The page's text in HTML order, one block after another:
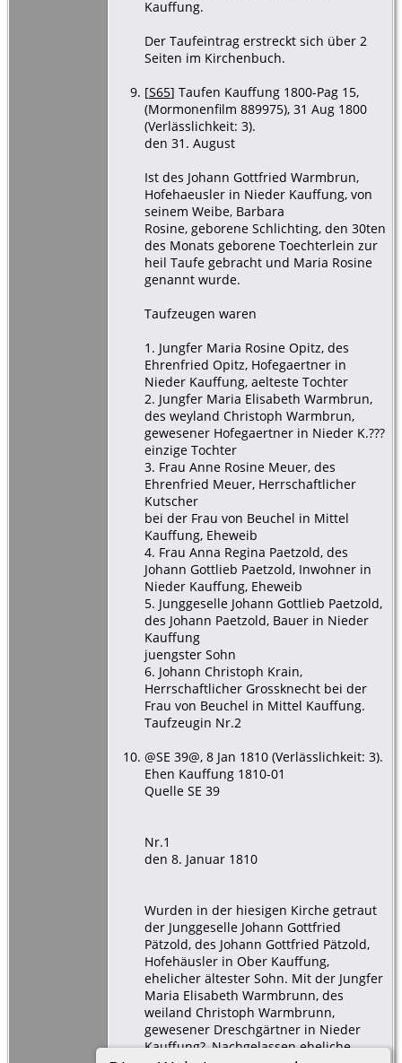
Kauffung.
Der Taufeintrag erstreckt sich über 2
Seiten im Kirchenbuch.
[S65] Taufen Kauffung 1800-Pag 15,
(Mormonenfilm 889975), 31 Aug 1800
(Verlässlichkeit: 3).
den 31. August
Ist des Johann Gottfried Warmbrun,
Hofehaeusler in Nieder Kauffung, von
seinem Weibe, Barbara
Rosine, geborene Schlichting, den 30ten
des Monats geborene Toechterlein zur
heil Taufe gebracht und Maria Rosine
genannt wurde.
Taufzeugen waren
1. Jungfer Maria Rosine Opitz, des
Ehrenfried Opitz, Hofegaertner in
Nieder Kauffung, aelteste Tochter
2. Jungfer Maria Elisabeth Warmbrun,
des weyland Christoph Warmbrun,
gewesener Hofegaertner in Nieder K.???
einzige Tochter
3. Frau Anne Rosine Meuer, des
Ehrenfried Meuer, Herrschaftlicher
Kutscher
bei der Frau von Beuchel in Mittel
Kauffung, Eheweib
4. Frau Anna Regina Paetzold, des
Johann Gottlieb Paetzold, Inwohner in
Nieder Kauffung, Eheweib
5. Junggeselle Johann Gottlieb Paetzold,
des Johann Paetzold, Bauer in Nieder
Kauffung
juengster Sohn
6. Johann Christoph Krain,
Herrschaftlicher Grossknecht bei der
Frau von Beuchel in Mittel Kauffung.
Taufzeugin Nr.2
@SE 39@, 8 Jan 1810 (Verlässlichkeit: 3).
Ehen Kauffung 1810-01
Quelle SE 39
Nr.1
den 8. Januar 1810
Wurden in der hiesigen Kirche getraut
der Junggeselle Johann Gottfried
Pätzold, des Johann Gottfried Pätzold,
Hofehäusler in Ober Kauffung,
ehelicher ältester Sohn. Mit der Jungfer
Maria Elisabeth Warmbrunn, des
weiland Christoph Warmbrunn,
gewesener Dreschgärtner in Nieder
Kauffung?, Nachgelassen eheliche